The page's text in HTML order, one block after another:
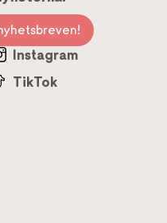
Instagram
TikTok